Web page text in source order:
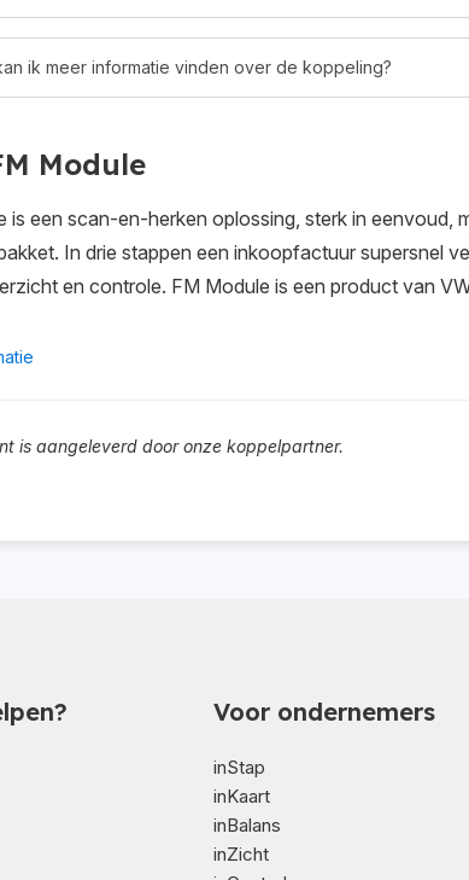
ik meer informatie vinden over de koppeling?
Module
is een scan-en-herken oplossing, sterk in eenvoud,
In drie stappen een inkoopfactuur supersnel
en controle. FM Module is een product van
is aangeleverd door onze koppelpartner.
Voor ondernemers
inStap
inKaart
inBalans
inZicht